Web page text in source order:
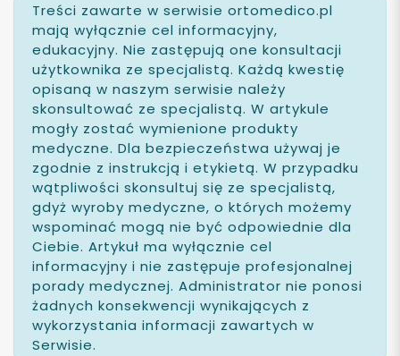
Treści zawarte w serwisie ortomedico.pl
mają wyłącznie cel informacyjny,
edukacyjny. Nie zastępują one konsultacji
użytkownika ze specjalistą. Każdą kwestię
opisaną w naszym serwisie należy
skonsultować ze specjalistą. W artykule
mogły zostać wymienione produkty
medyczne. Dla bezpieczeństwa używaj je
zgodnie z instrukcją i etykietą. W przypadku
wątpliwości skonsultuj się ze specjalistą,
gdyż wyroby medyczne, o których możemy
wspominać mogą nie być odpowiednie dla
Ciebie. Artykuł ma wyłącznie cel
informacyjny i nie zastępuje profesjonalnej
porady medycznej. Administrator nie ponosi
żadnych konsekwencji wynikających z
wykorzystania informacji zawartych w
Serwisie.